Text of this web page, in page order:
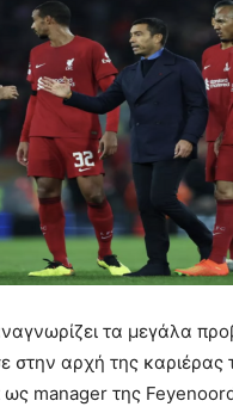
τα μεγάλα
στην αρχή της καριέρας
manager της Feyenoord